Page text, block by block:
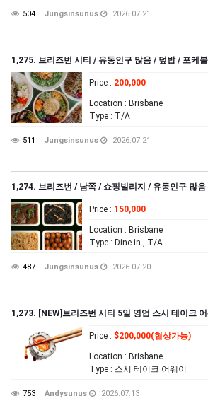
504 Jungsinsunus 2026.07.21
1,275. 브리즈번 시티 / 유동인구 많음 / 덮밥 / 포케볼
Price : 200,000
Location : Brisbane
Type : T/A
511 Jungsinsunus 2026.07.21
1,274. 브리즈번 / 남쪽 / 쇼핑빌리지 / 유동인구 많음
Price : 150,000
Location : Brisbane
Type : Dine in , T/A
487 Jungsinsunus 2026.07.20
1,273. [NEW]브리즈번 시티 5일 영업 스시 테이크
Price : $200,000(협상가능)
Location : Brisbane
Type : 스시 테이크 어웨이
753 Andysunus 2026.07.13